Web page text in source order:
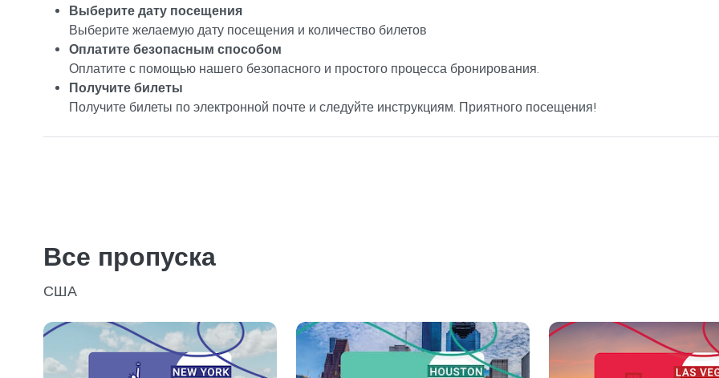
Выберите дату посещения
Выберите желаемую дату посещения и количество билетов
Оплатите безопасным способом
Оплатите с помощью нашего безопасного и простого процесса бронирования.
Получите билеты
Получите билеты по электронной почте и следуйте инструкциям. Приятного посещения!
Все пропуска
США